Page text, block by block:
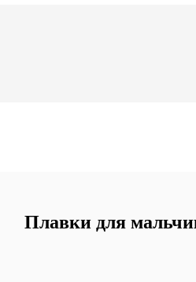
Плавки для